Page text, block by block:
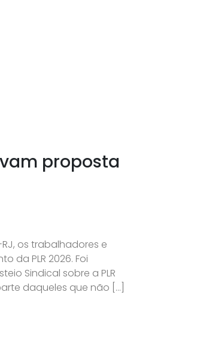
proposta
os trabalhadores e
da PLR 2026. Foi
Sindical sobre a PLR
daqueles que não […]